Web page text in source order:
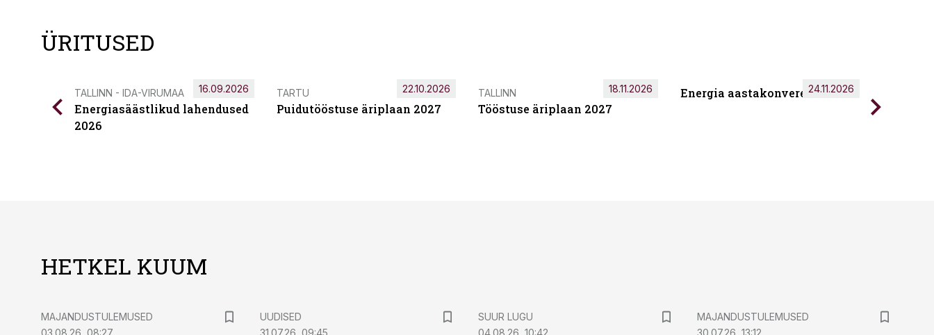
ÜRITUSED
TALLINN - IDA-VIRUMAA
Energiasäästlikud lahendused
2026
16.09.2026 TARTU
Puidutööstuse äriplaan 2027
22.10.2026 TALLINN
Tööstuse äriplaan 2027
18.11.2026 Energia aastakonverents 2026
24.11.2026
HETKEL KUUM
MAJANDUSTULEMUSED
03.08.26, 08:27
UUDISED
31.07.26, 09:45
SUUR LUGU
04.08.26, 10:42
MAJANDUSTULEMUSED
30.07.26, 13:12